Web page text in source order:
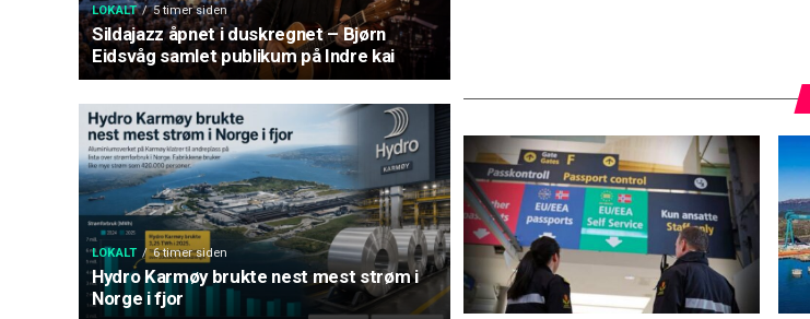
LOKALT 5 timer siden
Sildajazz åpnet i duskregnet – Bjørn
Eidsvåg samlet publikum på Indre kai
LOKALT 6 timer siden
Hydro Karmøy brukte nest mest strøm i
Norge i fjor